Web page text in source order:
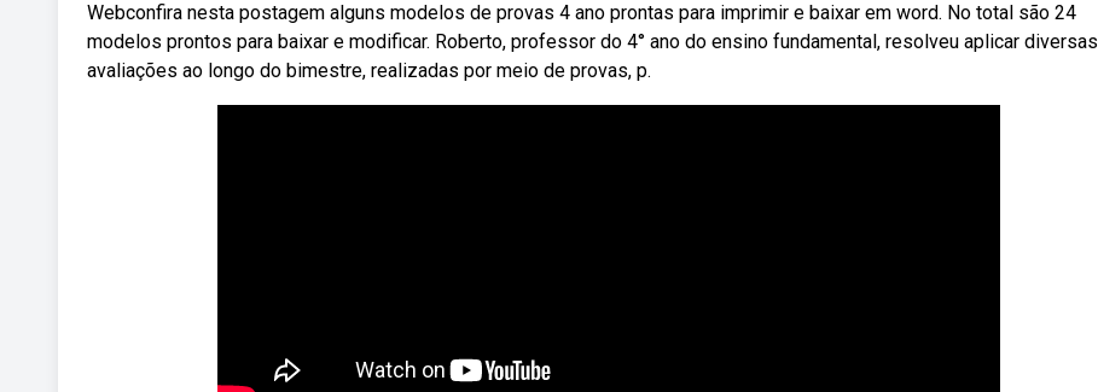
Webconfira nesta postagem alguns modelos de provas 4 ano prontas para imprimir e baixar em word. No total são 24
modelos prontos para baixar e modificar. Roberto, professor do 4° ano do ensino fundamental, resolveu aplicar diversas
avaliações ao longo do bimestre, realizadas por meio de provas, p.